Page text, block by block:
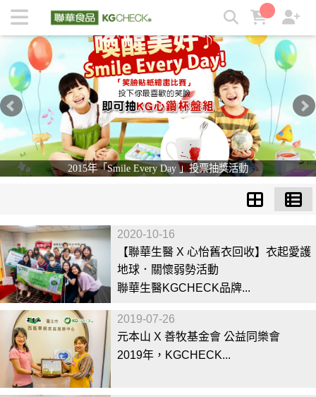
KGCHECK 聯華食品生醫研究室- 剔除不必要，吃得有感安心 |
KGCHECK聯華食品生醫研究室
2015年「Smile Every Day 」投票抽獎活動
2020-10-16
【聯華生醫 X 心怡舊衣回收】衣起愛護
地球．關懷弱勢活動
聯華生醫KGCHECK品牌...
2019-07-26
元本山 X 善牧基金會 公益同樂會
2019年，KGCHECK...